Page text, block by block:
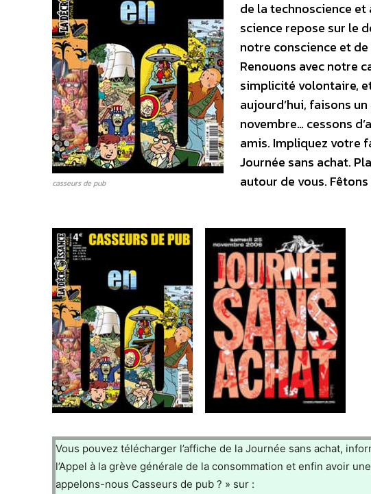
casseurs de pub
de la technoscience
science repose sur le
notre conscience et
Renouons avec notre
simplicité volontaire,
aujourd’hui, faisons
novembre… cessons
amis. Impliquez votre
Journée sans achat.
autour de vous.
Vous pouvez télécharger l’affiche de la Journée sans achat,
l’Appel à la grève générale de la consommation et enfin avoir
appelons-nous Casseurs de pub ? » sur :